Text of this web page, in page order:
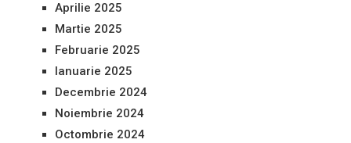
Aprilie 2025
Martie 2025
Februarie 2025
Ianuarie 2025
Decembrie 2024
Noiembrie 2024
Octombrie 2024